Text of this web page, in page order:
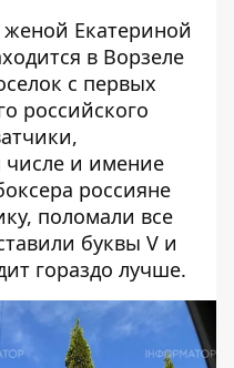
Екатериной
в Ворзеле
с первых
российского
и имение
россияне
поломали все
буквы V и
гораздо лучше.